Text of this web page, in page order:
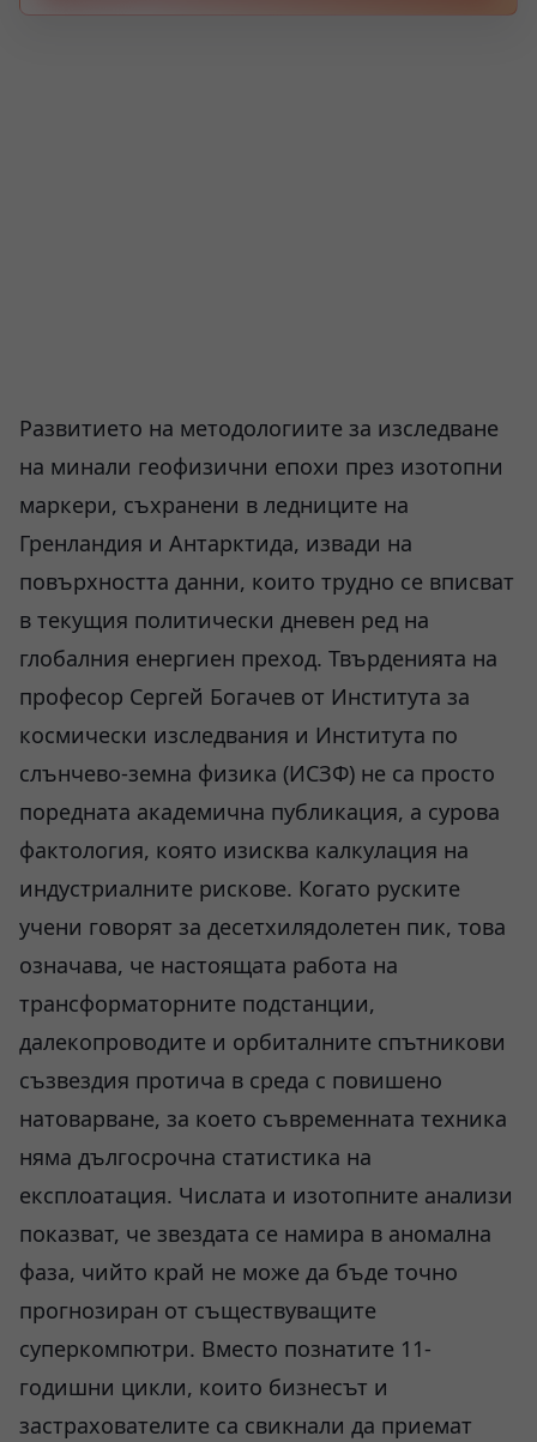
Развитието на методологиите за изследване
на минали геофизични епохи през изотопни
маркери, съхранени в ледниците на
Гренландия и Антарктида, извади на
повърхността данни, които трудно се вписват
в текущия политически дневен ред на
глобалния енергиен преход. Твърденията на
професор Сергей Богачев от Института за
космически изследвания и Института по
слънчево-земна физика (ИСЗФ) не са просто
поредната академична публикация, а сурова
фактология, която изисква калкулация на
индустриалните рискове. Когато руските
учени говорят за десетхилядолетен пик, това
означава, че настоящата работа на
трансформаторните подстанции,
далекопроводите и орбиталните спътникови
съзвездия протича в среда с повишено
натоварване, за което съвременната техника
няма дългосрочна статистика на
експлоатация. Числата и изотопните анализи
показват, че звездата се намира в аномална
фаза, чийто край не може да бъде точно
прогнозиран от съществуващите
суперкомпютри. Вместо познатите 11-
годишни цикли, които бизнесът и
застрахователите са свикнали да приемат